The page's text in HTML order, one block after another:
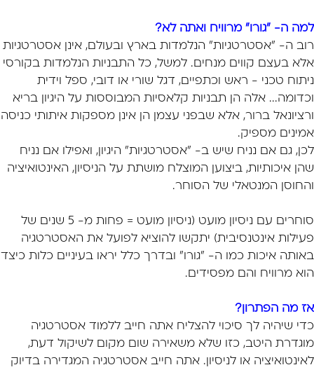
למה ה- "גורו" מרוויח ואתה לא?
רוב ה- "אסטרטגיות" הנלמדות בארץ ובעולם, אינן אסטרטגיות
אלא בעצם קווים מנחים. למשל, כל התבניות הנלמדות בקורסי
ניתוח טכני - ראש וכתפיים, דגל שורי או דובי, ספל וידית
וכדומה... אלה הן תבניות קלאסיות המבוססות על היגיון בריא
ורציונאל ברור, אלא שבפני עצמן הן אינן מספקות איתותי כניסה
אמינים מספיק.
לכן, גם אם נניח שיש ב- "אסטרטגיות" היגיון, ואפילו אם נניח
שהן איכותיות, ביצוען המוצלח מושתת על הניסיון, האינטואיציה
והחוסן המנטאלי של הסוחר.
סוחרים עם ניסיון מועט (ניסיון מועט = פחות מ- 5 שנים של
פעילות אינטנסיבית) יתקשו להוציא לפועל את האסטרטגיה
באותה איכות כמו ה- "גורו" ובדרך כלל יראו בעיניים כלות כיצד
הוא מרוויח והם מפסידים.
אז מה הפתרון?
כדי שיהיה לך סיכוי להצליח אתה חייב ללמוד אסטרטגיה
מוגדרת היטב, כזו שלא משאירה שום מקום לשיקול דעת,
לאינטואיציה או לניסיון. אתה חייב אסטרטגיה המגדירה בדיוק